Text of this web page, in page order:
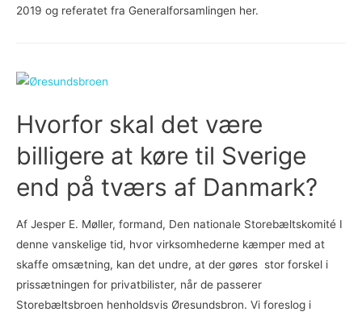
bed­
fra­
tu­
ren
dre
2019 og referatet fra Generalforsamlingen her.
Hvorfor skal det være
billigere at køre til Sverige
end på tværs af Danmark?
Af Jesper E. Møller, formand, Den nationale Storebæltskomité I
denne vanskelige tid, hvor virksomhederne kæmper med at
skaffe omsætning, kan det undre, at der gøres stor forskel i
prissætningen for privatbilister, når de passerer
Storebæltsbroen henholdsvis Øresundsbron. Vi foreslog i